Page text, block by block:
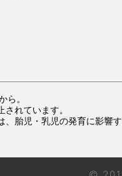
ら。
れています。
、胎児・乳児の発育に影響す